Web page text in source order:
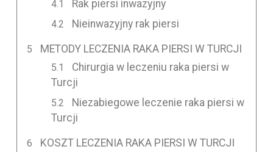
Rak piersi inwazyjny
Nieinwazyjny rak piersi
METODY LECZENIA RAKA PIERSI W TURCJI
Chirurgia w leczeniu raka piersi w
Turcji
Niezabiegowe leczenie raka piersi w
Turcji
KOSZT LECZENIA RAKA PIERSI W TURCJI